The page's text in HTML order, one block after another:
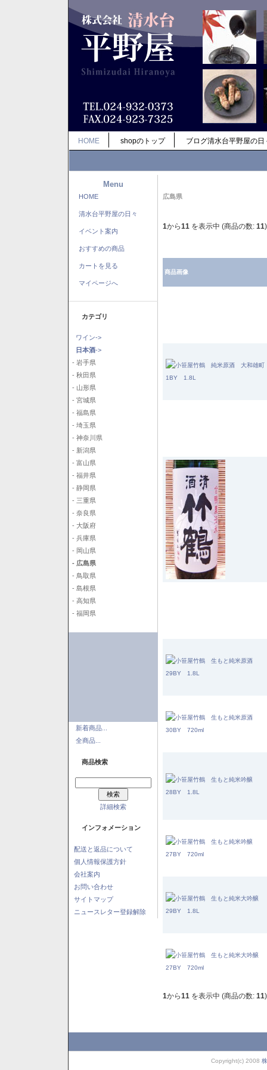
HOME shopのトップ ブログ清水台平野屋の日
Menu
HOME
清水台平野屋の日々
イベント案内
おすすめの商品
カートを見る
マイページへ
カテゴリ
ワイン->
日本酒->
- 岩手県
- 秋田県
- 山形県
- 宮城県
- 福島県
- 埼玉県
- 神奈川県
- 新潟県
- 富山県
- 福井県
- 静岡県
- 三重県
- 奈良県
- 大阪府
- 兵庫県
- 岡山県
- 広島県
- 鳥取県
- 島根県
- 高知県
- 福岡県
新着商品...
全商品...
商品検索
詳細検索
インフォメーション
配送と返品について
個人情報保護方針
会社案内
お問い合わせ
サイトマップ
ニュースレター登録解除
広島県
1から11 を表示中 (商品の数: 11)
商品画像
1から11 を表示中 (商品の数: 11)
Copyright(c) 2008